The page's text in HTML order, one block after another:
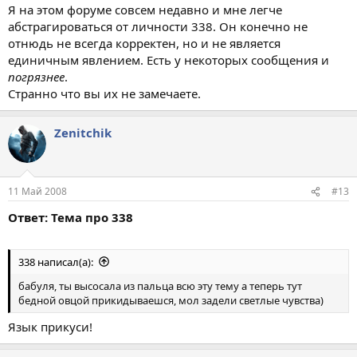
Я на этом форуме совсем недавно и мне легче
абстрагироваться от личности 338. Он конечно не
отнюдь не всегда корректен, но и не является
единичным явлением. Есть у некоторых сообщения и
погрязнее.
Странно что вы их не замечаете.
Zenitchik
11 Май 2008 #13
Ответ: Тема про 338
338 написал(а):
бабуля, ты высосала из пальца всю эту тему а теперь тут
бедной овцой прикидываешся, мол задели светлые чувства)
Язык прикуси!